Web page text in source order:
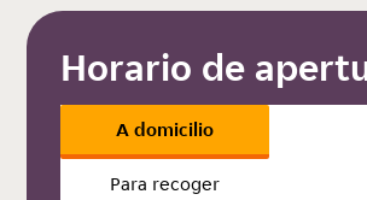
Horario de
A domicilio
Para recoger